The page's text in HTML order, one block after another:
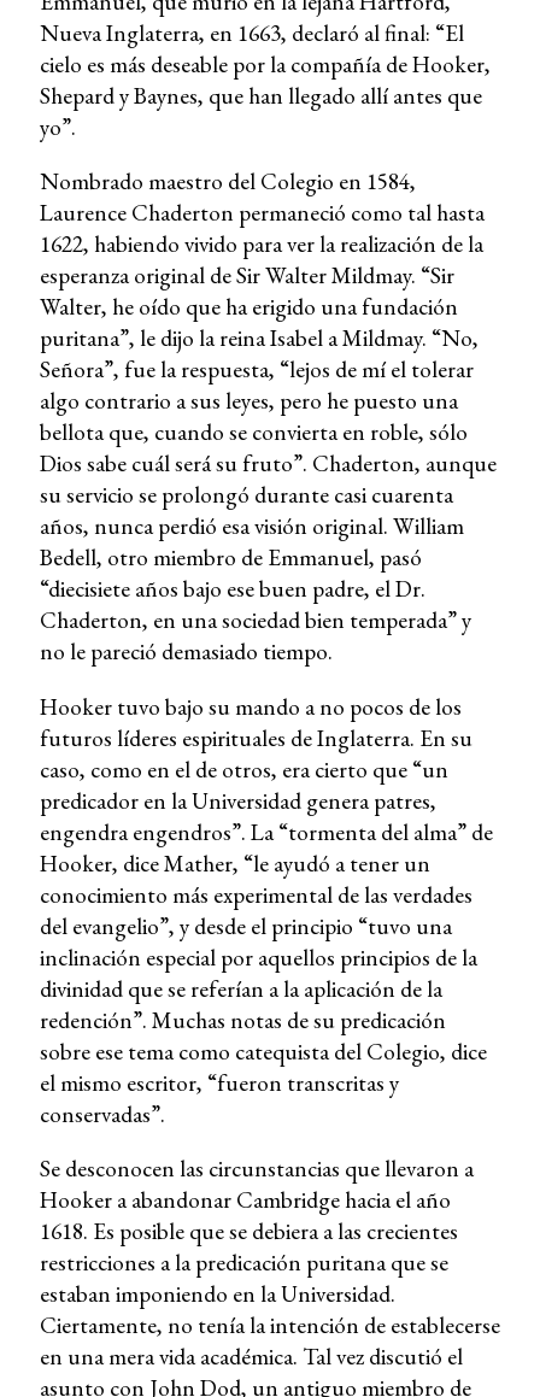
Nueva Inglaterra, en 1663, declaró al final: “El
cielo es más deseable por la compañía de Hooker,
Shepard y Baynes, que han llegado allí antes que
yo”.
Nombrado maestro del Colegio en 1584,
Laurence Chaderton permaneció como tal hasta
1622, habiendo vivido para ver la realización de la
esperanza original de Sir Walter Mildmay. “Sir
Walter, he oído que ha erigido una fundación
puritana”, le dijo la reina Isabel a Mildmay. “No,
Señora”, fue la respuesta, “lejos de mí el tolerar
algo contrario a sus leyes, pero he puesto una
bellota que, cuando se convierta en roble, sólo
Dios sabe cuál será su fruto”. Chaderton, aunque
su servicio se prolongó durante casi cuarenta
años, nunca perdió esa visión original. William
Bedell, otro miembro de Emmanuel, pasó
“diecisiete años bajo ese buen padre, el Dr.
Chaderton, en una sociedad bien temperada” y
no le pareció demasiado tiempo.
Hooker tuvo bajo su mando a no pocos de los
futuros líderes espirituales de Inglaterra. En su
caso, como en el de otros, era cierto que “un
predicador en la Universidad genera patres,
engendra engendros”. La “tormenta del alma” de
Hooker, dice Mather, “le ayudó a tener un
conocimiento más experimental de las verdades
del evangelio”, y desde el principio “tuvo una
inclinación especial por aquellos principios de la
divinidad que se referían a la aplicación de la
redención”. Muchas notas de su predicación
sobre ese tema como catequista del Colegio, dice
el mismo escritor, “fueron transcritas y
conservadas”.
Se desconocen las circunstancias que llevaron a
Hooker a abandonar Cambridge hacia el año
1618. Es posible que se debiera a las crecientes
restricciones a la predicación puritana que se
estaban imponiendo en la Universidad.
Ciertamente, no tenía la intención de establecerse
en una mera vida académica. Tal vez discutió el
asunto con John Dod, un antiguo miembro de